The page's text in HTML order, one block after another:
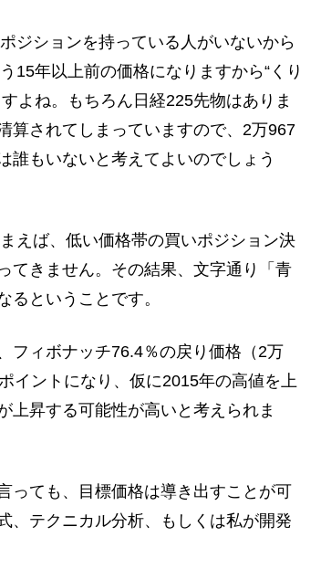
ジションを持っている人がいないから
15年以上前の価格になりますから“くり
よね。もちろん日経225先物はありま
算されてしまっていますので、2万967
誰もいないと考えてよいのでしょう
えば、低い価格帯の買いポジション決
てきません。その結果、文字通り「青
るということです。
ィボナッチ76.4％の戻り価格（2万
イントになり、仮に2015年の高値を上
上昇する可能性が高いと考えられま
ても、目標価格は導き出すことが可
、テクニカル分析、もしくは私が開発